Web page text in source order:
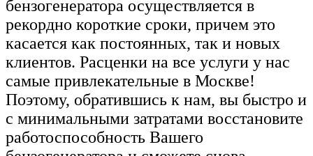
бензогенератора осуществляется в
рекордно короткие сроки, причем это
касается как постоянных, так и новых
клиентов. Расценки на все услуги у нас
самые привлекательные в Москве!
Поэтому, обратившись к нам, вы быстро и
с минимальными затратами восстановите
работоспособность Вашего